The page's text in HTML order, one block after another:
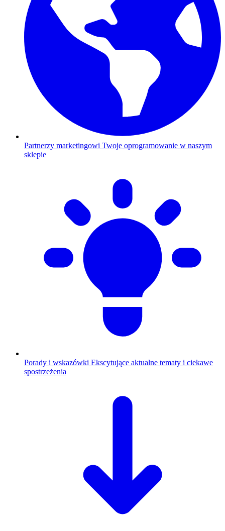
Partnerzy marketingowi Twoje oprogramowanie w naszym
sklepie
Porady i wskazówki Ekscytujące aktualne tematy i ciekawe
spostrzeżenia